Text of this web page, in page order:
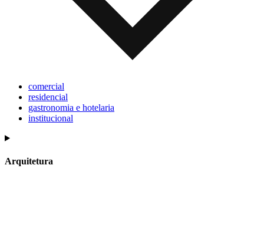
comercial
residencial
gastronomia e hotelaria
institucional
Arquitetura